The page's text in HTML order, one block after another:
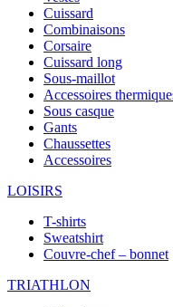
Cuissard
Combinaisons
Corsaire
Cuissard long
Sous-maillot
Accessoires
Sous casque
Gants
Chaussettes
Accessoires
LOISIRS
T-shirts
Sweatshirt
Couvre-chef – bonnet
TRIATHLON